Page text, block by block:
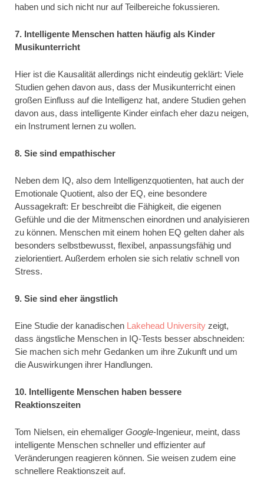
haben und sich nicht nur auf Teilbereiche fokussieren.
7. Intelligente Menschen hatten häufig als Kinder
Musikunterricht
Hier ist die Kausalität allerdings nicht eindeutig geklärt: Viele
Studien gehen davon aus, dass der Musikunterricht einen
großen Einfluss auf die Intelligenz hat, andere Studien gehen
davon aus, dass intelligente Kinder einfach eher dazu neigen,
ein Instrument lernen zu wollen.
8. Sie sind empathischer
Neben dem IQ, also dem Intelligenzquotienten, hat auch der
Emotionale Quotient, also der EQ, eine besondere
Aussagekraft: Er beschreibt die Fähigkeit, die eigenen
Gefühle und die der Mitmenschen einordnen und analyisieren
zu können. Menschen mit einem hohen EQ gelten daher als
besonders selbstbewusst, flexibel, anpassungsfähig und
zielorientiert. Außerdem erholen sie sich relativ schnell von
Stress.
9. Sie sind eher ängstlich
Eine Studie der kanadischen Lakehead University zeigt,
dass ängstliche Menschen in IQ-Tests besser abschneiden:
Sie machen sich mehr Gedanken um ihre Zukunft und um
die Auswirkungen ihrer Handlungen.
10. Intelligente Menschen haben bessere
Reaktionszeiten
Tom Nielsen, ein ehemaliger Google-Ingenieur, meint, dass
intelligente Menschen schneller und effizienter auf
Veränderungen reagieren können. Sie weisen zudem eine
schnellere Reaktionszeit auf.